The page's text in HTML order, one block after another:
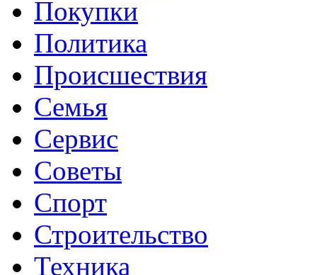
Покупки
Политика
Происшествия
Семья
Сервис
Советы
Спорт
Строительство
Техника